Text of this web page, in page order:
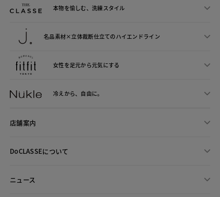
本物を愉しむ、洗練スタイル
名品素材×立体裁断仕立てのハイエンドライン
女性を足元から元気にする
冷えから、 自由に。
店舗案内
DoCLASSEについて
ニュース